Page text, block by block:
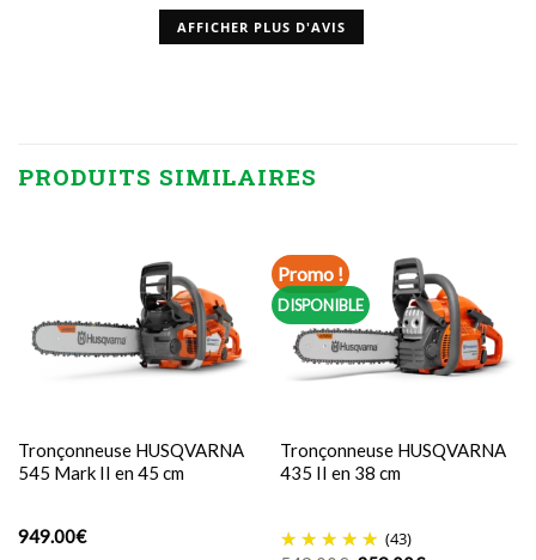
AFFICHER PLUS D'AVIS
PRODUITS SIMILAIRES
Tronçonneuse HUSQVARNA
545 Mark II en 45 cm
949.00€
Promo !
DISPONIBLE
Tronçonneuse HUSQVARNA
435 II en 38 cm
(43)